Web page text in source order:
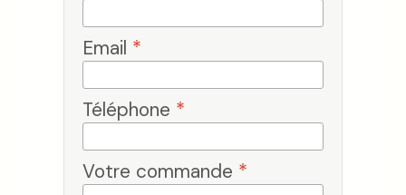
Email *
Téléphone *
Votre commande *